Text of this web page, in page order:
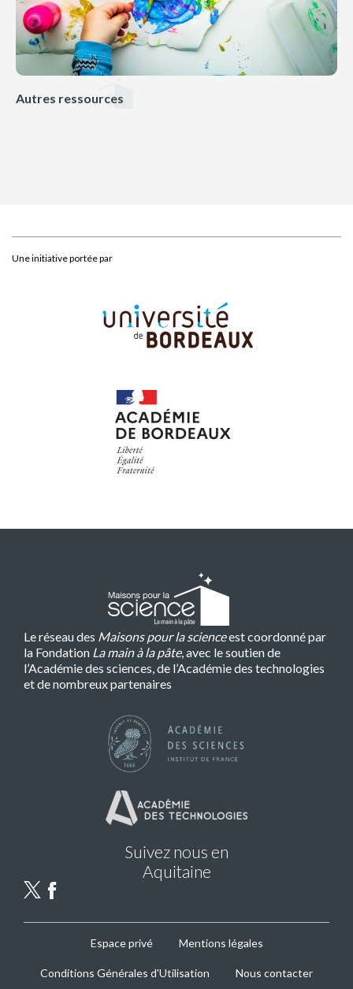
Autres ressources
Une initiative portée par
Le réseau des Maisons pour la scienceest coordonné par
la Fondation La main à la pâte, avec le soutien de
l’Académie des sciences, de l’Académie des technologies
et de nombreux partenaires
Suivez nous en
Aquitaine
Footer
Espace privé Mentions légales
Conditions Générales d'Utilisation Nous contacter